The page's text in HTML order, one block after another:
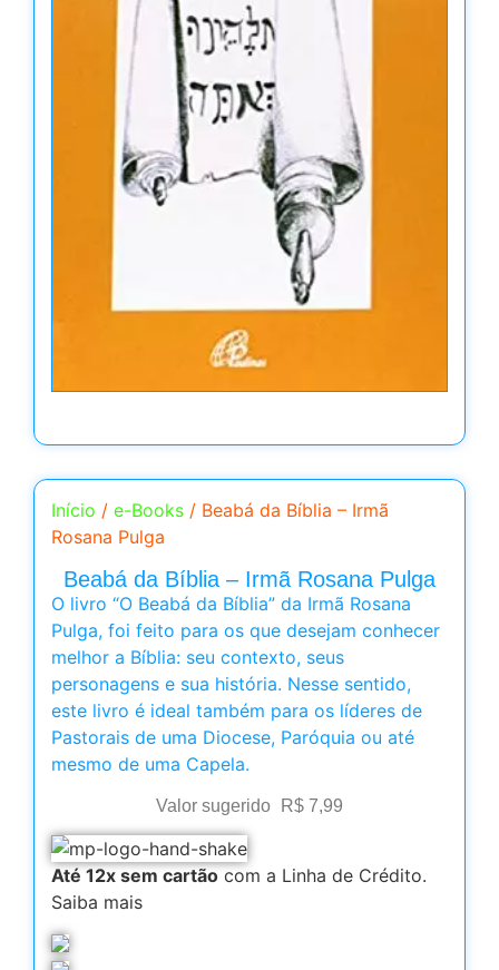
Início / e-Books / Beabá da Bíblia – Irmã
Rosana Pulga
Beabá da Bíblia – Irmã Rosana Pulga
O livro “O Beabá da Bíblia” da Irmã Rosana
Pulga, foi feito para os que desejam conhecer
melhor a Bíblia: seu contexto, seus
personagens e sua história. Nesse sentido,
este livro é ideal também para os líderes de
Pastorais de uma Diocese, Paróquia ou até
mesmo de uma Capela.
Valor sugerido R$ 7,99
Até 12x sem cartão com a Linha de Crédito.
Saiba mais